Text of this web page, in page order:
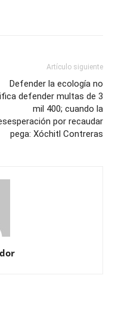
Artículo siguiente
Defender la ecología no
defender multas de 3
mil 400; cuando la
por recaudar
pega: Xóchitl Contreras